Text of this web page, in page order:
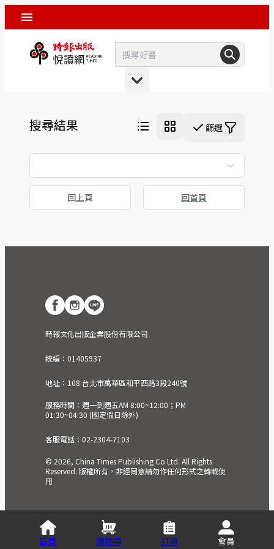
搜尋結果 篩選
回上頁 回首頁
時報文化出版企業股份有限公司
統編：01405937
地址：108 台北市萬華區和平西路3段240號
服務時間：週一到週五AM 8:00~12:00；PM
01:30~04:30 (國定假日除外)
客服電話：02-2304-7103
© 2026, China Times Publishing Co Ltd. All Rights
Reserved. 版權所有，非經同意請勿作任何形式之轉載使
用
首頁 購物車 訂單 會員